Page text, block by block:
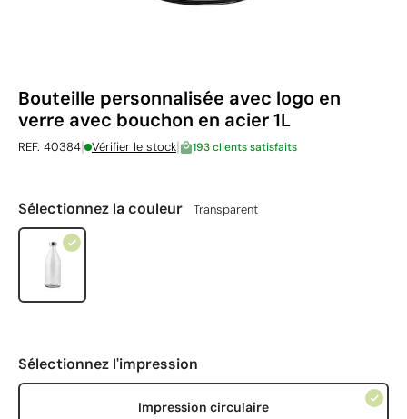
Bouteille personnalisée avec logo en
verre avec bouchon en acier 1L
REF. 40384| Vérifier le stock| 193 clients satisfaits
Sélectionnez la couleur Transparent
Sélectionnez l'impression
Impression circulaire